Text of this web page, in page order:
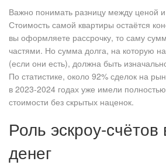
Важно понимать разницу между ценой
Стоимость самой квартиры остаётся
вы оформляете рассрочку, то саму
частями. Но сумма долга, на которую
(если они есть), должна быть
По статистике, около 92% сделок на
в 2023-2024 годах уже имели
стоимости без скрытых наценок.
Роль эскроу-
денег